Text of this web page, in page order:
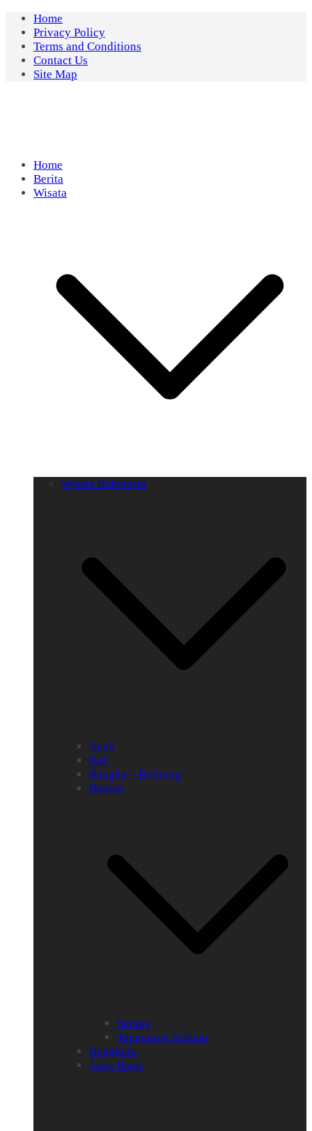
Skip
content
Home
Privacy Policy
Terms and Conditions
Contact Us
Site Map
Home
Berita
Wisata
Wisata Indonesia
Aceh
Bali
Bangka – Belitung
Banten
Serang
Tangerang Selatan
Bengkulu
Jawa Barat